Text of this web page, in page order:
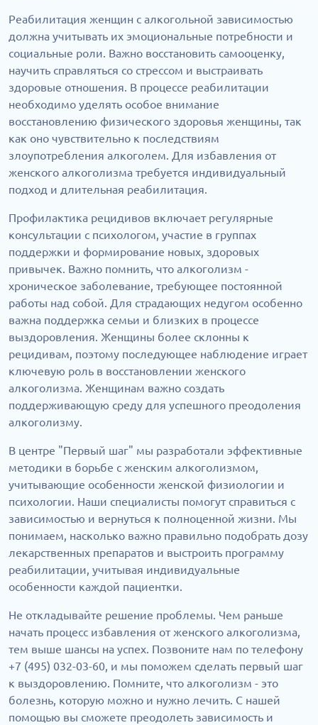
Реабилитация женщин с алкогольной зависимостью
должна учитывать их эмоциональные потребности и
социальные роли. Важно восстановить самооценку,
научить справляться со стрессом и выстраивать
здоровые отношения. В процессе реабилитации
необходимо уделять особое внимание
восстановлению физического здоровья женщины, так
как оно чувствительно к последствиям
злоупотребления алкоголем. Для избавления от
женского алкоголизма требуется индивидуальный
подход и длительная реабилитация.
Профилактика рецидивов включает регулярные
консультации с психологом, участие в группах
поддержки и формирование новых, здоровых
привычек. Важно помнить, что алкоголизм -
хроническое заболевание, требующее постоянной
работы над собой. Для страдающих недугом особенно
важна поддержка семьи и близких в процессе
выздоровления. Женщины более склонны к
рецидивам, поэтому последующее наблюдение играет
ключевую роль в восстановлении женского
алкоголизма. Женщинам важно создать
поддерживающую среду для успешного преодоления
алкоголизму.
В центре "Первый шаг" мы разработали эффективные
методики в борьбе с женским алкоголизмом,
учитывающие особенности женской физиологии и
психологии. Наши специалисты помогут справиться с
зависимостью и вернуться к полноценной жизни. Мы
понимаем, насколько важно правильно подобрать дозу
лекарственных препаратов и выстроить программу
реабилитации, учитывая индивидуальные
особенности каждой пациентки.
Не откладывайте решение проблемы. Чем раньше
начать процесс избавления от женского алкоголизма,
тем выше шансы на успех. Позвоните нам по телефону
+7 (495) 032-03-60, и мы поможем сделать первый шаг
к выздоровлению. Помните, что алкоголизм - это
болезнь, которую можно и нужно лечить. С нашей
помощью вы сможете преодолеть зависимость и